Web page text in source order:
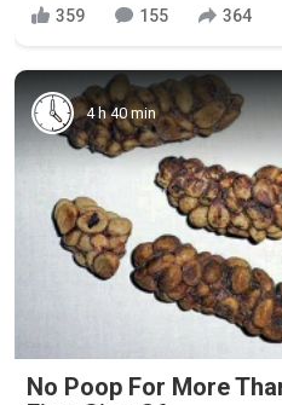
359 155 364
4 h 40 min
No Poop For More